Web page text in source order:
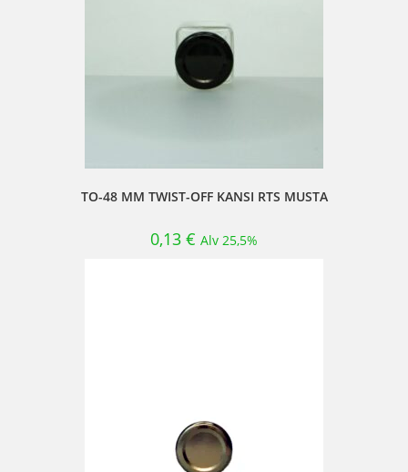
TO-48 MM TWIST-OFF KANSI RTS MUSTA
0,13 € Alv 25,5%